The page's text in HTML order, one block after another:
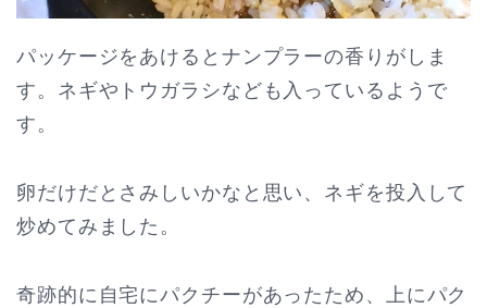
パッケージをあけるとナンプラーの香りがしま
す。ネギやトウガラシなども入っているようで
す。
卵だけだとさみしいかなと思い、ネギを投入して
炒めてみました。
奇跡的に自宅にパクチーがあったため、上にパク